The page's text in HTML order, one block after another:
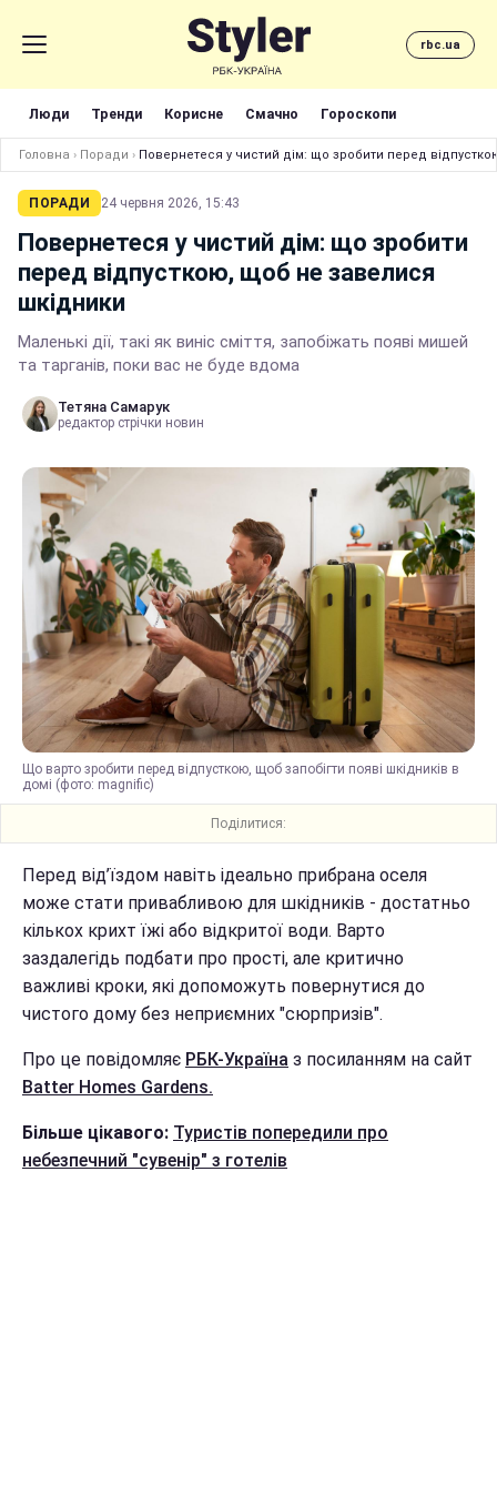
rbc.ua
Люди Тренди Корисне Смачно Гороскопи
Головна › Поради › Повернетеся у чистий дім: що зробити перед
ПОРАДИ 24 червня 2026, 15:43
Повернетеся у чистий дім: що зробити
перед відпусткою, щоб не завелися
шкідники
Маленькі дії, такі як виніс сміття, запобіжать появі мишей
та тарганів, поки вас не буде вдома
Тетяна Самарук
редактор стрічки новин
Що варто зробити перед відпусткою, щоб запобігти появі шкідників в
домі (фото: magnific)
Поділитися:
Перед від’їздом навіть ідеально прибрана оселя
може стати привабливою для шкідників - достатньо
кількох крихт їжі або відкритої води. Варто
заздалегідь подбати про прості, але критично
важливі кроки, які допоможуть повернутися до
чистого дому без неприємних "сюрпризів".
Про це повідомляє РБК-Україна з посиланням на сайт
Batter Homes Gardens.
Більше цікавого: Туристів попередили про
небезпечний "сувенір" з готелів